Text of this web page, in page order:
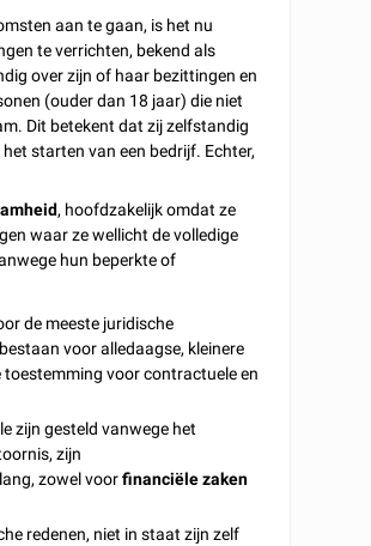
aan te gaan, is het nu
te verrichten, bekend als
over zijn of haar bezittingen en
(ouder dan 18 jaar) die niet
Dit betekent dat zij zelfstandig
het starten van een bedrijf. Echter,
, hoofdzakelijk omdat ze
waar ze wellicht de volledige
hun beperkte of
de meeste juridische
voor alledaagse, kleinere
toestemming voor contractuele en
zijn gesteld vanwege het
zijn
zowel voorfinanciële zaken
redenen, niet in staat zijn zelf